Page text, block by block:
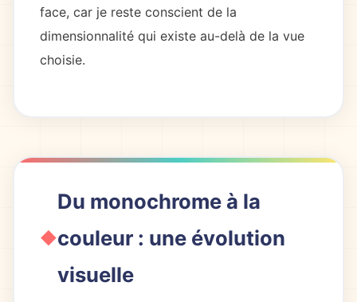
face, car je reste conscient de la
dimensionnalité qui existe au-delà de la vue
choisie.
Du monochrome à la
couleur : une évolution
visuelle